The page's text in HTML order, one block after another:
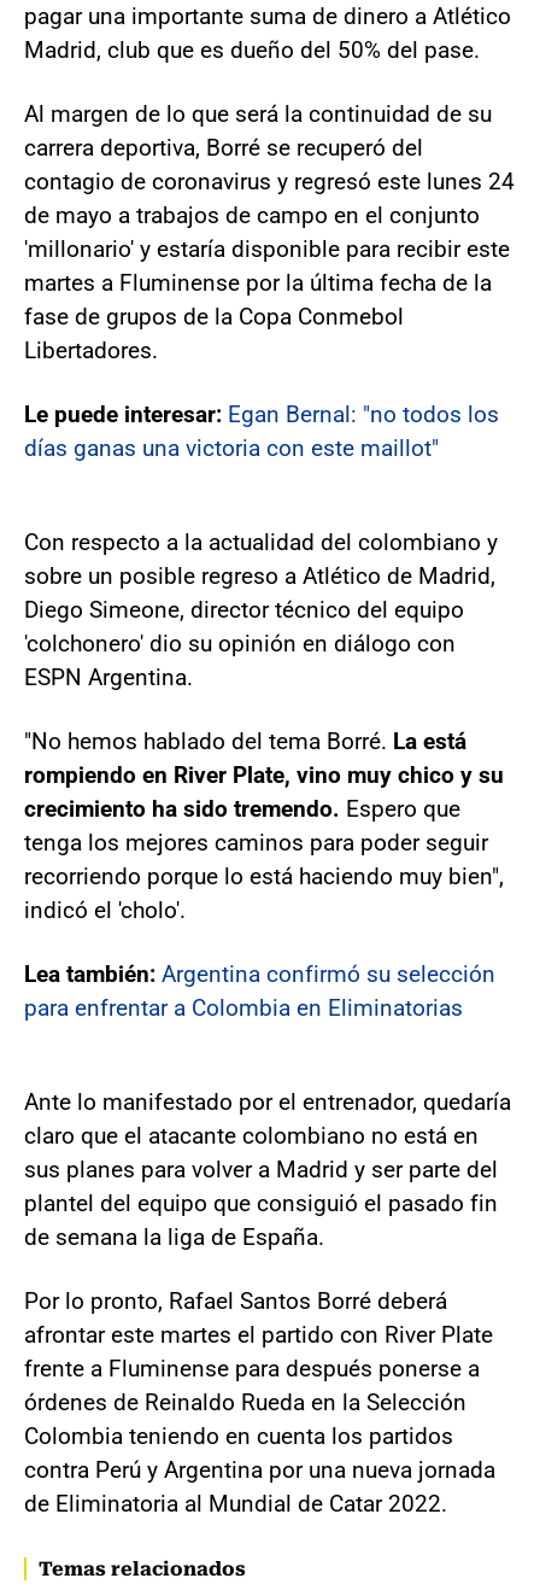
pagar una importante suma de dinero a Atlético
Madrid, club que es dueño del 50% del pase.
Al margen de lo que será la continuidad de su
carrera deportiva, Borré se recuperó del
contagio de coronavirus y regresó este lunes 24
de mayo a trabajos de campo en el conjunto
'millonario' y estaría disponible para recibir este
martes a Fluminense por la última fecha de la
fase de grupos de la Copa Conmebol
Libertadores.
Le puede interesar: Egan Bernal: "no todos los
días ganas una victoria con este maillot"
Con respecto a la actualidad del colombiano y
sobre un posible regreso a Atlético de Madrid,
Diego Simeone, director técnico del equipo
'colchonero' dio su opinión en diálogo con
ESPN Argentina.
"No hemos hablado del tema Borré. La está
rompiendo en River Plate, vino muy chico y su
crecimiento ha sido tremendo. Espero que
tenga los mejores caminos para poder seguir
recorriendo porque lo está haciendo muy bien",
indicó el 'cholo'.
Lea también: Argentina confirmó su selección
para enfrentar a Colombia en Eliminatorias
Ante lo manifestado por el entrenador, quedaría
claro que el atacante colombiano no está en
sus planes para volver a Madrid y ser parte del
plantel del equipo que consiguió el pasado fin
de semana la liga de España.
Por lo pronto, Rafael Santos Borré deberá
afrontar este martes el partido con River Plate
frente a Fluminense para después ponerse a
órdenes de Reinaldo Rueda en la Selección
Colombia teniendo en cuenta los partidos
contra Perú y Argentina por una nueva jornada
de Eliminatoria al Mundial de Catar 2022.
Temas relacionados